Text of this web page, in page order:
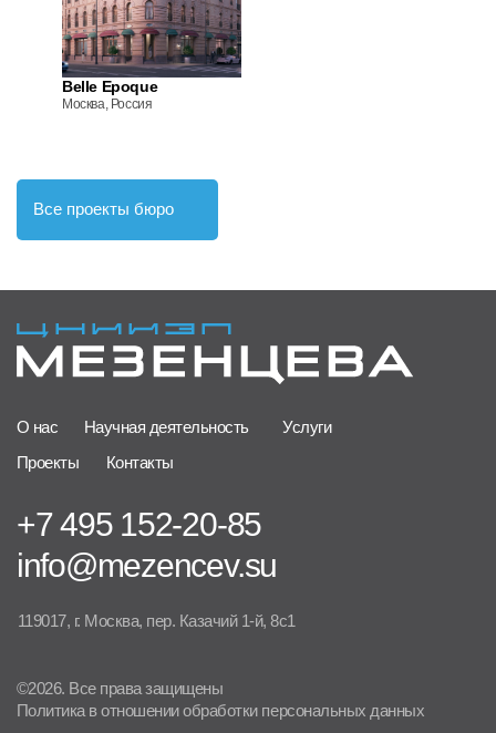
Belle Epoque
Москва, Россия